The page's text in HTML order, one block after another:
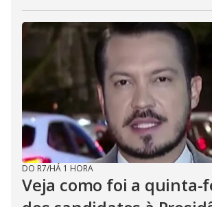
DO R7/HÁ 1 HORA
Veja como foi a quinta-